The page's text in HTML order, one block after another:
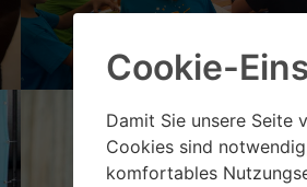
Cookie-
Damit Sie unsere Seite
Cookies sind
komfortables